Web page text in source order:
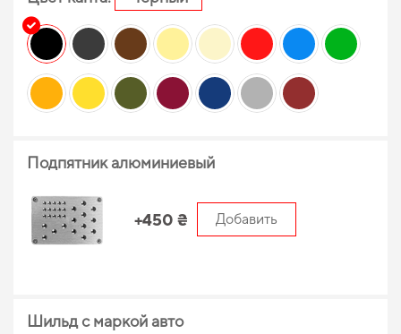
Подпятник алюминиевый
+450 ₴ Добавить
Шильд с маркой авто